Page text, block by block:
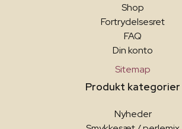
Shop
Fortrydelsesret
FAQ
Din konto
Sitemap
Produkt kategorier
Nyheder